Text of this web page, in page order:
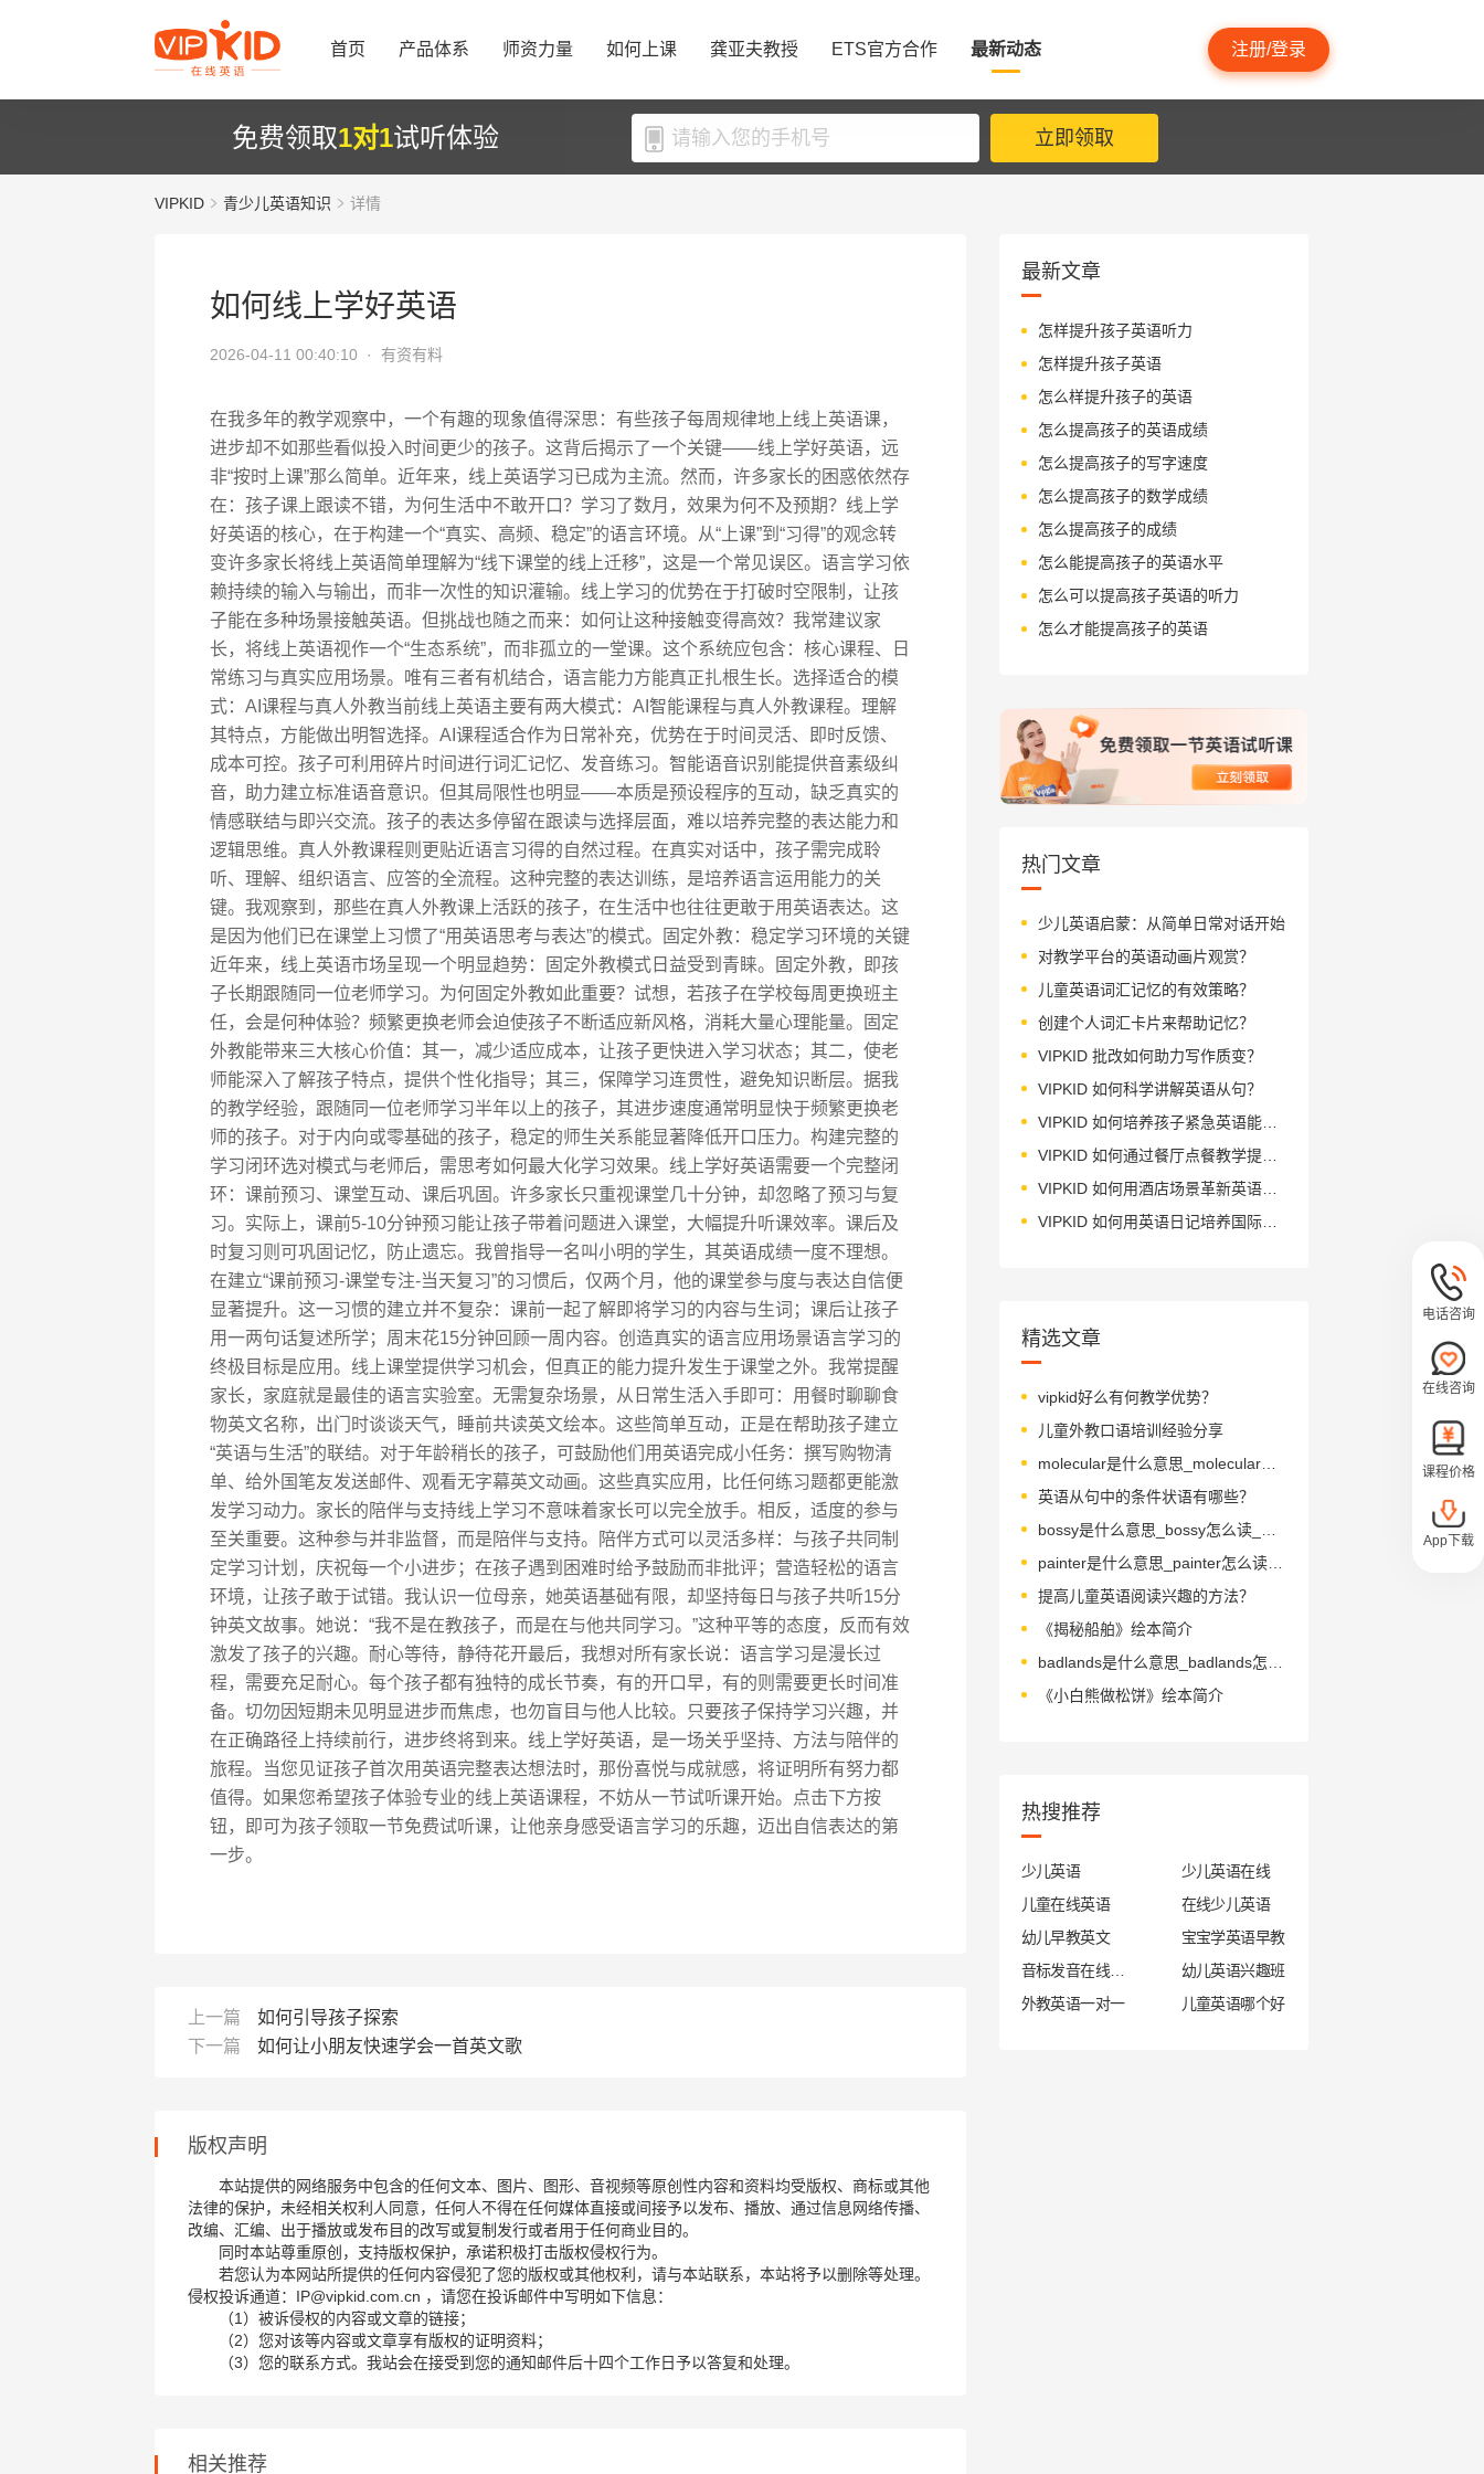
首页 产品体系 师资力量 如何上课 龚亚夫教授 ETS官方合作 最新动态 注册/登录
免费领取1对1试听体验 立即领取
VIPKID 青少儿英语知识 详情
如何线上学好英语
2026-04-11 00:40:10 · 有资有料
在我多年的教学观察中，一个有趣的现象值得深思：有些孩子每周规律地上线上英语课，
进步却不如那些看似投入时间更少的孩子。这背后揭示了一个关键——线上学好英语，远
非“按时上课”那么简单。近年来，线上英语学习已成为主流。然而，许多家长的困惑依然存
在：孩子课上跟读不错，为何生活中不敢开口？学习了数月，效果为何不及预期？线上学
好英语的核心，在于构建一个“真实、高频、稳定”的语言环境。从“上课”到“习得”的观念转
变许多家长将线上英语简单理解为“线下课堂的线上迁移”，这是一个常见误区。语言学习依
赖持续的输入与输出，而非一次性的知识灌输。线上学习的优势在于打破时空限制，让孩
子能在多种场景接触英语。但挑战也随之而来：如何让这种接触变得高效？我常建议家
长，将线上英语视作一个“生态系统”，而非孤立的一堂课。这个系统应包含：核心课程、日
常练习与真实应用场景。唯有三者有机结合，语言能力方能真正扎根生长。选择适合的模
式：AI课程与真人外教当前线上英语主要有两大模式：AI智能课程与真人外教课程。理解
其特点，方能做出明智选择。AI课程适合作为日常补充，优势在于时间灵活、即时反馈、
成本可控。孩子可利用碎片时间进行词汇记忆、发音练习。智能语音识别能提供音素级纠
音，助力建立标准语音意识。但其局限性也明显——本质是预设程序的互动，缺乏真实的
情感联结与即兴交流。孩子的表达多停留在跟读与选择层面，难以培养完整的表达能力和
逻辑思维。真人外教课程则更贴近语言习得的自然过程。在真实对话中，孩子需完成聆
听、理解、组织语言、应答的全流程。这种完整的表达训练，是培养语言运用能力的关
键。我观察到，那些在真人外教课上活跃的孩子，在生活中也往往更敢于用英语表达。这
是因为他们已在课堂上习惯了“用英语思考与表达”的模式。固定外教：稳定学习环境的关键
近年来，线上英语市场呈现一个明显趋势：固定外教模式日益受到青睐。固定外教，即孩
子长期跟随同一位老师学习。为何固定外教如此重要？试想，若孩子在学校每周更换班主
任，会是何种体验？频繁更换老师会迫使孩子不断适应新风格，消耗大量心理能量。固定
外教能带来三大核心价值：其一，减少适应成本，让孩子更快进入学习状态；其二，使老
师能深入了解孩子特点，提供个性化指导；其三，保障学习连贯性，避免知识断层。据我
的教学经验，跟随同一位老师学习半年以上的孩子，其进步速度通常明显快于频繁更换老
师的孩子。对于内向或零基础的孩子，稳定的师生关系能显著降低开口压力。构建完整的
学习闭环选对模式与老师后，需思考如何最大化学习效果。线上学好英语需要一个完整闭
环：课前预习、课堂互动、课后巩固。许多家长只重视课堂几十分钟，却忽略了预习与复
习。实际上，课前5-10分钟预习能让孩子带着问题进入课堂，大幅提升听课效率。课后及
时复习则可巩固记忆，防止遗忘。我曾指导一名叫小明的学生，其英语成绩一度不理想。
在建立“课前预习-课堂专注-当天复习”的习惯后，仅两个月，他的课堂参与度与表达自信便
显著提升。这一习惯的建立并不复杂：课前一起了解即将学习的内容与生词；课后让孩子
用一两句话复述所学；周末花15分钟回顾一周内容。创造真实的语言应用场景语言学习的
终极目标是应用。线上课堂提供学习机会，但真正的能力提升发生于课堂之外。我常提醒
家长，家庭就是最佳的语言实验室。无需复杂场景，从日常生活入手即可：用餐时聊聊食
物英文名称，出门时谈谈天气，睡前共读英文绘本。这些简单互动，正是在帮助孩子建立
“英语与生活”的联结。对于年龄稍长的孩子，可鼓励他们用英语完成小任务：撰写购物清
单、给外国笔友发送邮件、观看无字幕英文动画。这些真实应用，比任何练习题都更能激
发学习动力。家长的陪伴与支持线上学习不意味着家长可以完全放手。相反，适度的参与
至关重要。这种参与并非监督，而是陪伴与支持。陪伴方式可以灵活多样：与孩子共同制
定学习计划，庆祝每一个小进步；在孩子遇到困难时给予鼓励而非批评；营造轻松的语言
环境，让孩子敢于试错。我认识一位母亲，她英语基础有限，却坚持每日与孩子共听15分
钟英文故事。她说：“我不是在教孩子，而是在与他共同学习。”这种平等的态度，反而有效
激发了孩子的兴趣。耐心等待，静待花开最后，我想对所有家长说：语言学习是漫长过
程，需要充足耐心。每个孩子都有独特的成长节奏，有的开口早，有的则需要更长时间准
备。切勿因短期未见明显进步而焦虑，也勿盲目与他人比较。只要孩子保持学习兴趣，并
在正确路径上持续前行，进步终将到来。线上学好英语，是一场关乎坚持、方法与陪伴的
旅程。当您见证孩子首次用英语完整表达想法时，那份喜悦与成就感，将证明所有努力都
值得。如果您希望孩子体验专业的线上英语课程，不妨从一节试听课开始。点击下方按
钮，即可为孩子领取一节免费试听课，让他亲身感受语言学习的乐趣，迈出自信表达的第
一步。
上一篇
如何引导孩子探索
下一篇
如何让小朋友快速学会一首英文歌
版权声明
本站提供的网络服务中包含的任何文本、图片、图形、音视频等原创性内容和资料均受版权、商标或其他
法律的保护，未经相关权利人同意，任何人不得在任何媒体直接或间接予以发布、播放、通过信息网络传播、
改编、汇编、出于播放或发布目的改写或复制发行或者用于任何商业目的。
同时本站尊重原创，支持版权保护，承诺积极打击版权侵权行为。
若您认为本网站所提供的任何内容侵犯了您的版权或其他权利，请与本站联系，本站将予以删除等处理。
侵权投诉通道：IP@vipkid.com.cn ，请您在投诉邮件中写明如下信息：
（1）被诉侵权的内容或文章的链接；
（2）您对该等内容或文章享有版权的证明资料；
（3）您的联系方式。我站会在接受到您的通知邮件后十四个工作日予以答复和处理。
相关推荐
最新文章
怎样提升孩子英语听力
怎样提升孩子英语
怎么样提升孩子的英语
怎么提高孩子的英语成绩
怎么提高孩子的写字速度
怎么提高孩子的数学成绩
怎么提高孩子的成绩
怎么能提高孩子的英语水平
怎么可以提高孩子英语的听力
怎么才能提高孩子的英语
热门文章
少儿英语启蒙：从简单日常对话开始
对教学平台的英语动画片观赏？
儿童英语词汇记忆的有效策略？
创建个人词汇卡片来帮助记忆？
VIPKID 批改如何助力写作质变？
VIPKID 如何科学讲解英语从句？
VIPKID 如何培养孩子紧急英语能力？
VIPKID 如何通过餐厅点餐教学提升少儿英语应用能力？
VIPKID 如何用酒店场景革新英语教学？
VIPKID 如何用英语日记培养国际化人才？
精选文章
vipkid好么有何教学优势？
儿童外教口语培训经验分享
molecular是什么意思_molecular怎么读_音标mə'lekjələ(r)
英语从句中的条件状语有哪些？
painter是什么意思_painter怎么读_音标ˈpeɪntə(r)
提高儿童英语阅读兴趣的方法？
《揭秘船舶》绘本简介
《小白熊做松饼》绘本简介
热搜推荐
少儿英语
少儿英语在线
儿童在线英语
在线少儿英语
幼儿早教英文
宝宝学英语早教
幼儿英语兴趣班
外教英语一对一
儿童英语哪个好
电话咨询
在线咨询
课程价格
App下载